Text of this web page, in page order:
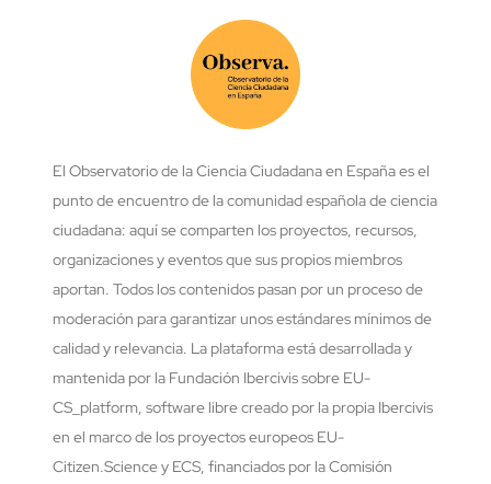
El Observatorio de la Ciencia Ciudadana en España es el
punto de encuentro de la comunidad española de ciencia
ciudadana: aquí se comparten los proyectos, recursos,
organizaciones y eventos que sus propios miembros
aportan. Todos los contenidos pasan por un proceso de
moderación para garantizar unos estándares mínimos de
calidad y relevancia. La plataforma está desarrollada y
mantenida por la Fundación Ibercivis sobre EU-
CS_platform, software libre creado por la propia Ibercivis
en el marco de los proyectos europeos EU-
Citizen.Science y ECS, financiados por la Comisión